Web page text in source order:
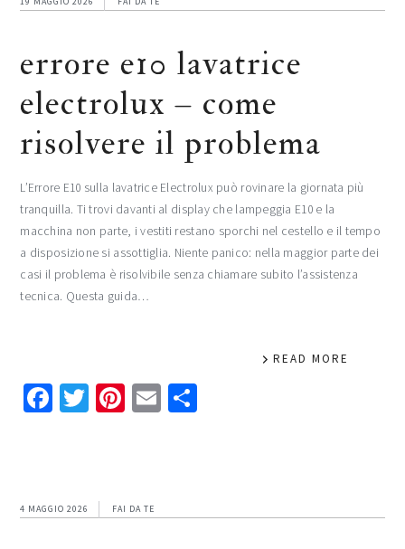
errore e10 lavatrice
electrolux​​​ – come
risolvere il problema
L’Errore E10 sulla lavatrice Electrolux può rovinare la giornata più
tranquilla. Ti trovi davanti al display che lampeggia E10 e la
macchina non parte, i vestiti restano sporchi nel cestello e il tempo
a disposizione si assottiglia. Niente panico: nella maggior parte dei
casi il problema è risolvibile senza chiamare subito l’assistenza
tecnica. Questa guida…
READ MORE
Facebook
Twitter
Pinterest
Email
4 MAGGIO 2026 FAI DA TE